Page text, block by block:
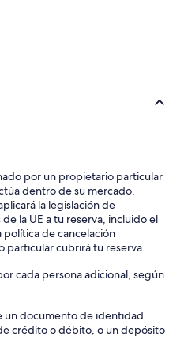
por un propietario particular
dentro de su mercado,
la legislación de
la UE a tu reserva, incluido el
de cancelación
particular cubrirá tu reserva.
cada persona adicional, según
documento de identidad
crédito o débito, o un depósito